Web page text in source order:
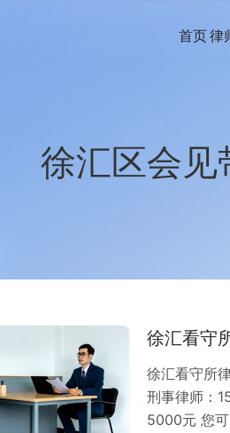
首页律
徐汇区会见
徐汇看守
徐汇看守所
刑事律师：
5000元 您